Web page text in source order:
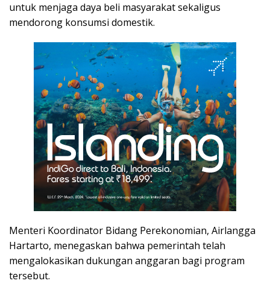
untuk menjaga daya beli masyarakat sekaligus
mendorong konsumsi domestik.
Menteri Koordinator Bidang Perekonomian, Airlangga
Hartarto, menegaskan bahwa pemerintah telah
mengalokasikan dukungan anggaran bagi program
tersebut.